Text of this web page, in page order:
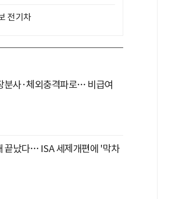
전기차
분사·체외충격파로… 비급여
끝났다… ISA 세제개편에 '막차